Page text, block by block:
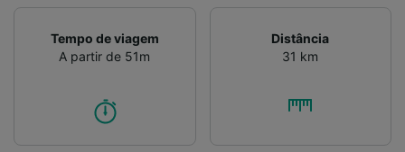
Tempo de viagem
A partir de 51m
Distância
31 km
Verificar ativamente as características do
dispositivo para identificação. Armazenar e/ou
acessar informações em um dispositivo.
Publicidade e conteúdo personalizados,
de público e desenvolvimento de serviços..
Lista de parceiros (fornecedores)